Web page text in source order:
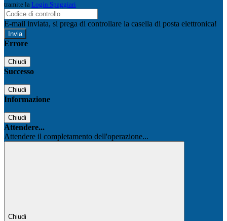
tramite la Login Spaggiari
E-mail inviata, si prega di controllare la casella di posta elettronica!
Errore
Chiudi
Successo
Chiudi
Informazione
Chiudi
Attendere...
Attendere il completamento dell'operazione...
Chiudi